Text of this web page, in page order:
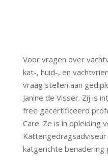
Voor vragen over
kat-, huid-, en
vraag stellen aan
Janine de Visser. Zij is
free gecertificeerd
Care. Ze is in opleiding
Kattengedragsadviseur
katgerichte benadering